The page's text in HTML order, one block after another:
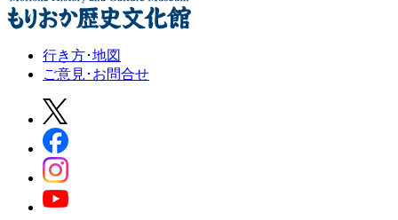
行き方･地図
ご意見･お問合せ